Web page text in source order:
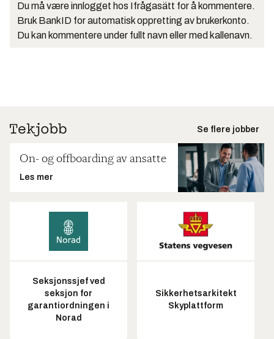
Du må være innlogget hos Ifrågasätt for å kommentere.
Bruk BankID for automatisk oppretting av brukerkonto.
Du kan kommentere under fullt navn eller med kallenavn.
Se flere jobber
On- og offboarding av ansatte
Les mer
Seksjonssjef ved
seksjon for
garantiordningen i
Norad
Sikkerhetsarkitekt
Skyplattform